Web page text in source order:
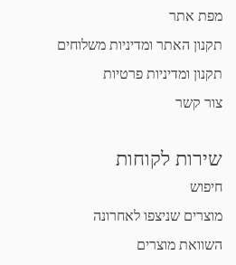
מפת אתר
תקנון האתר ומדיניות משלוחים
תקנון ומדיניות פרטיות
צור קשר
שירות לקוחות
חיפוש
מוצרים שניצפו לאחרונה
השוואת מוצרים